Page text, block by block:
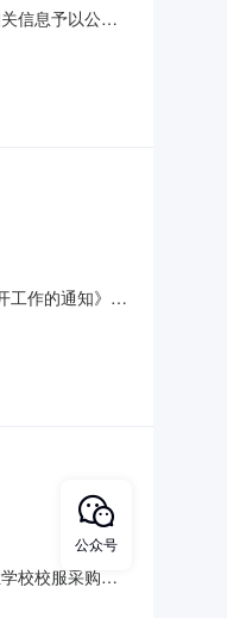
信息予以公
高
作的通知》
配电箱且从新
校校服采购项
公众号